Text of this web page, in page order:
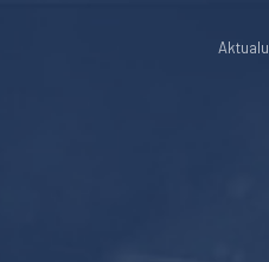
Aktualu